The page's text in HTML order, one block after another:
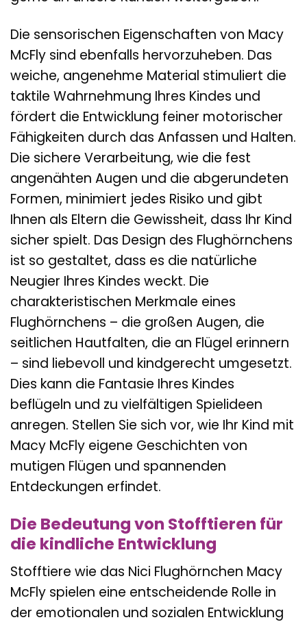
Die sensorischen Eigenschaften von Macy
McFly sind ebenfalls hervorzuheben. Das
weiche, angenehme Material stimuliert die
taktile Wahrnehmung Ihres Kindes und
fördert die Entwicklung feiner motorischer
Fähigkeiten durch das Anfassen und Halten.
Die sichere Verarbeitung, wie die fest
angenähten Augen und die abgerundeten
Formen, minimiert jedes Risiko und gibt
Ihnen als Eltern die Gewissheit, dass Ihr Kind
sicher spielt. Das Design des Flughörnchens
ist so gestaltet, dass es die natürliche
Neugier Ihres Kindes weckt. Die
charakteristischen Merkmale eines
Flughörnchens – die großen Augen, die
seitlichen Hautfalten, die an Flügel erinnern
– sind liebevoll und kindgerecht umgesetzt.
Dies kann die Fantasie Ihres Kindes
beflügeln und zu vielfältigen Spielideen
anregen. Stellen Sie sich vor, wie Ihr Kind mit
Macy McFly eigene Geschichten von
mutigen Flügen und spannenden
Entdeckungen erfindet.
Die Bedeutung von Stofftieren für
die kindliche Entwicklung
Stofftiere wie das Nici Flughörnchen Macy
McFly spielen eine entscheidende Rolle in
der emotionalen und sozialen Entwicklung